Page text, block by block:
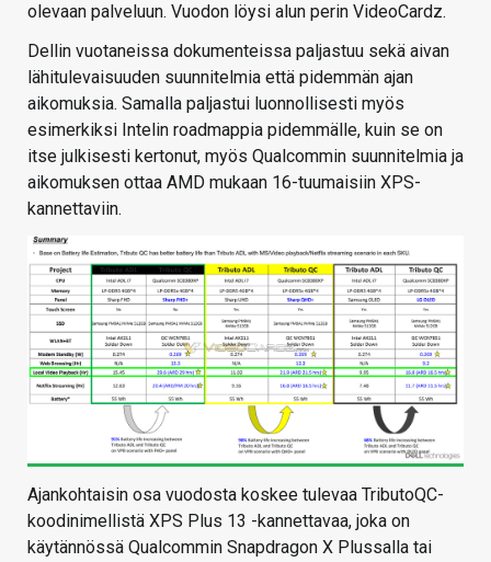
olevaan palveluun. Vuodon löysi alun perin VideoCardz.
Dellin vuotaneissa dokumenteissa paljastuu sekä aivan
lähitulevaisuuden suunnitelmia että pidemmän ajan
aikomuksia. Samalla paljastui luonnollisesti myös
esimerkiksi Intelin roadmappia pidemmälle, kuin se on
itse julkisesti kertonut, myös Qualcommin suunnitelmia ja
aikomuksen ottaa AMD mukaan 16-tuumaisiin XPS-
kannettaviin.
Ajankohtaisin osa vuodosta koskee tulevaa TributoQC-
koodinimellistä XPS Plus 13 -kannettavaa, joka on
käytännössä Qualcommin Snapdragon X Plussalla tai